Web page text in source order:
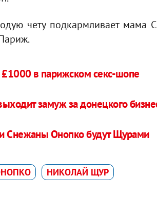
чету подкармливает мама
£1000 в парижском секс-шопе
замуж за донецкого
Снежаны Онопко будут Щурами
НИКОЛАЙ ЩУР